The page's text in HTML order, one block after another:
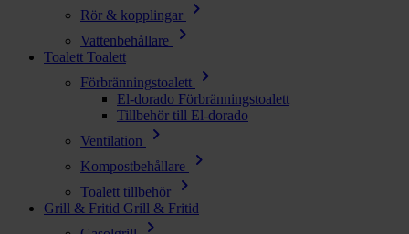
Rör & kopplingar chevron_right
Vattenbehållare chevron_right
Toalett Toalett
Förbränningstoalett
chevron_right
El-dorado Förbränningstoalett
Tillbehör till El-dorado
Ventilation
chevron_right
Kompostbehållare chevron_right
Toalett tillbehör chevron_right
Grill & Fritid Grill & Fritid
chevron_right